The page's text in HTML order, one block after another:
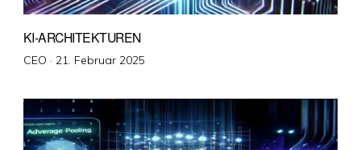
KI-ARCHITEKTUREN
CEO · Veröffentlicht
21. Februar 2025